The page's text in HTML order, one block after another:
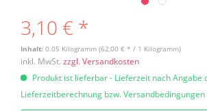
3,10 € *
Inhalt: 0.05 Kilogramm (62,00 € * / 1 Kilogramm)
inkl. MwSt. zzgl. Versandkosten
Produkt ist lieferbar - Lieferzeit nach Angabe
Lieferzeitberechnung bzw. Versandbedingungen